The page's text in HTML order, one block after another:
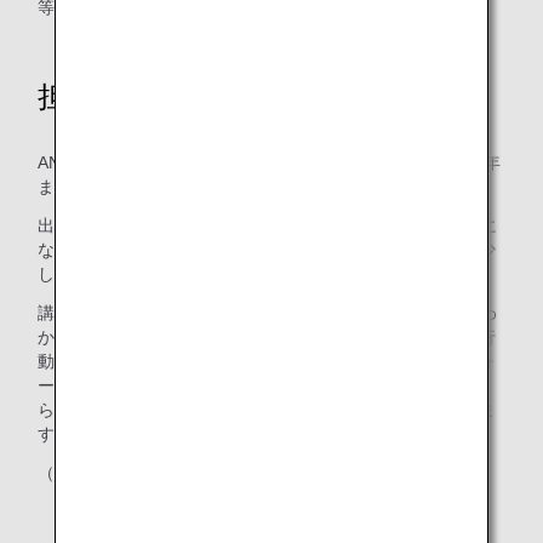
等の感想が寄せられました。
担当者の想い
ANAグループの中長期環境目標の一つの区切りとなる2030年
まで残り約5年となりました。
出勤すればESGスイッチが勝手に入る、ということは絶対に
ないので、まずは日頃から環境配慮に対する意識と行動を少
しずつ積み重ねていくことが重要だと思います。
講演の中には「ESGを進めるにあたり、何をしたらよいかわ
からない」といったANAグループ社員にとって、具体的な行
動のヒントがたくさんあるので、これからも学びの多いフォ
ーラムを企画し、ESG担当もそうでない人も巻き込みなが
ら、より持続可能なエアラインを目指していきたいと思いま
す。
（CX戦略部 岡野さん）